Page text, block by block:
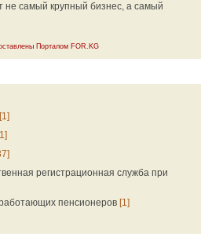
не самый крупный бизнес, а самый
Порталом FOR.KG
[1]
регистрационная служба при
пенсионеров [1]